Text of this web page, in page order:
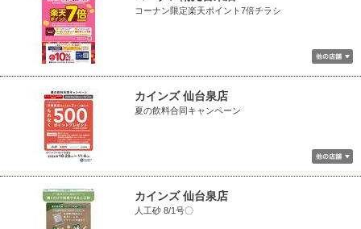
コーナン限定楽天ポイント7倍チラシ
カインズ 仙台泉店
夏の飲料合同キャンペーン
カインズ 仙台泉店
人工砂 8/1号〇